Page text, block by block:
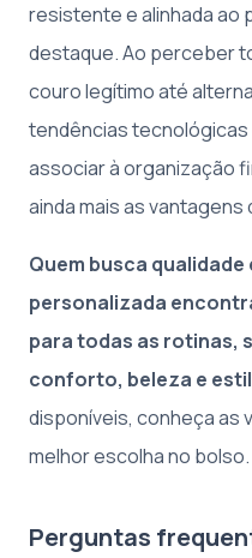
resistente e alinhada ao
destaque. Ao perceber
couro legítimo até
tendências tecnológicas
associar à organização
ainda mais as vantagens
Quem busca
personalizada
para todas as rotinas,
conforto, beleza e
disponíveis, conheça as
melhor escolha no bolso.
Perguntas